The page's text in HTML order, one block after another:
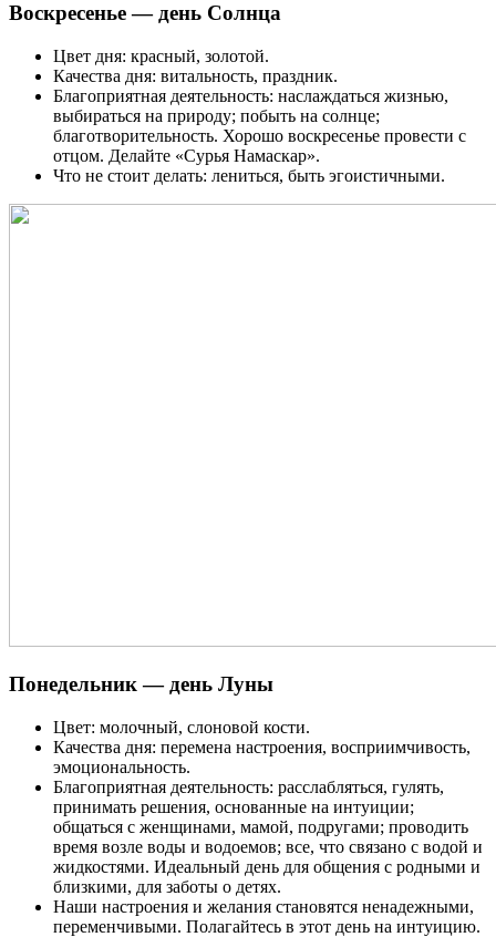
Воскресенье — день Солнца
Цвет дня: красный, золотой.
Качества дня: витальность, праздник.
Благоприятная деятельность: наслаждаться жизнью,
выбираться на природу; побыть на солнце;
благотворительность. Хорошо воскресенье провести с
отцом. Делайте «Сурья Намаскар».
Что не стоит делать: лениться, быть эгоистичными.
Понедельник — день Луны
Цвет: молочный, слоновой кости.
Качества дня: перемена настроения, восприимчивость,
эмоциональность.
Благоприятная деятельность: расслабляться, гулять,
принимать решения, основанные на интуиции;
общаться с женщинами, мамой, подругами; проводить
время возле воды и водоемов; все, что связано с водой и
жидкостями. Идеальный день для общения с родными и
близкими, для заботы о детях.
Наши настроения и желания становятся ненадежными,
переменчивыми. Полагайтесь в этот день на интуицию.